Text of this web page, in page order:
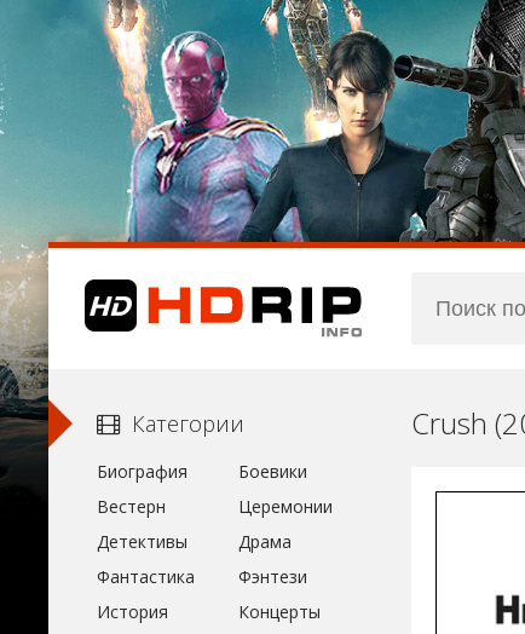
Crush
Категории
Биография
Боевики
Вестерн
Церемонии
Детективы
Драма
Фантастика
Фэнтези
История
Концерты